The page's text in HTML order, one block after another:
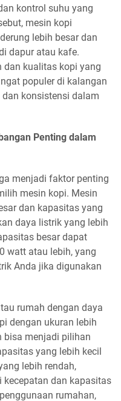
kontrol suhu yang
mesin kopi
lebih besar dan
dapur atau kafe.
dan kualitas kopi yang
populer di kalangan
konsistensi dalam
Penting dalam
menjadi faktor penting
mesin kopi. Mesin
dan kapasitas yang
daya listrik yang lebih
besar dapat
watt atau lebih, yang
Anda jika digunakan
rumah dengan daya
dengan ukuran lebih
bisa menjadi pilihan
yang lebih kecil
lebih rendah,
dan kapasitas
rumahan,